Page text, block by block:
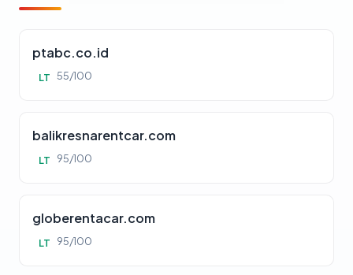
ptabc.co.id
LT 55/100
balikresnarentcar.com
LT 95/100
globerentacar.com
LT 95/100